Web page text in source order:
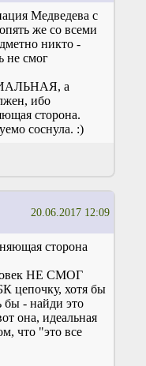
Медведева с
же со всеми
никто -
смог
а
ибо
сторона.
соснула. :)
20.06.2017 12:09
сторона
НЕ СМОГ
цепочку, хотя бы
- найди это
она, идеальная
что "это все